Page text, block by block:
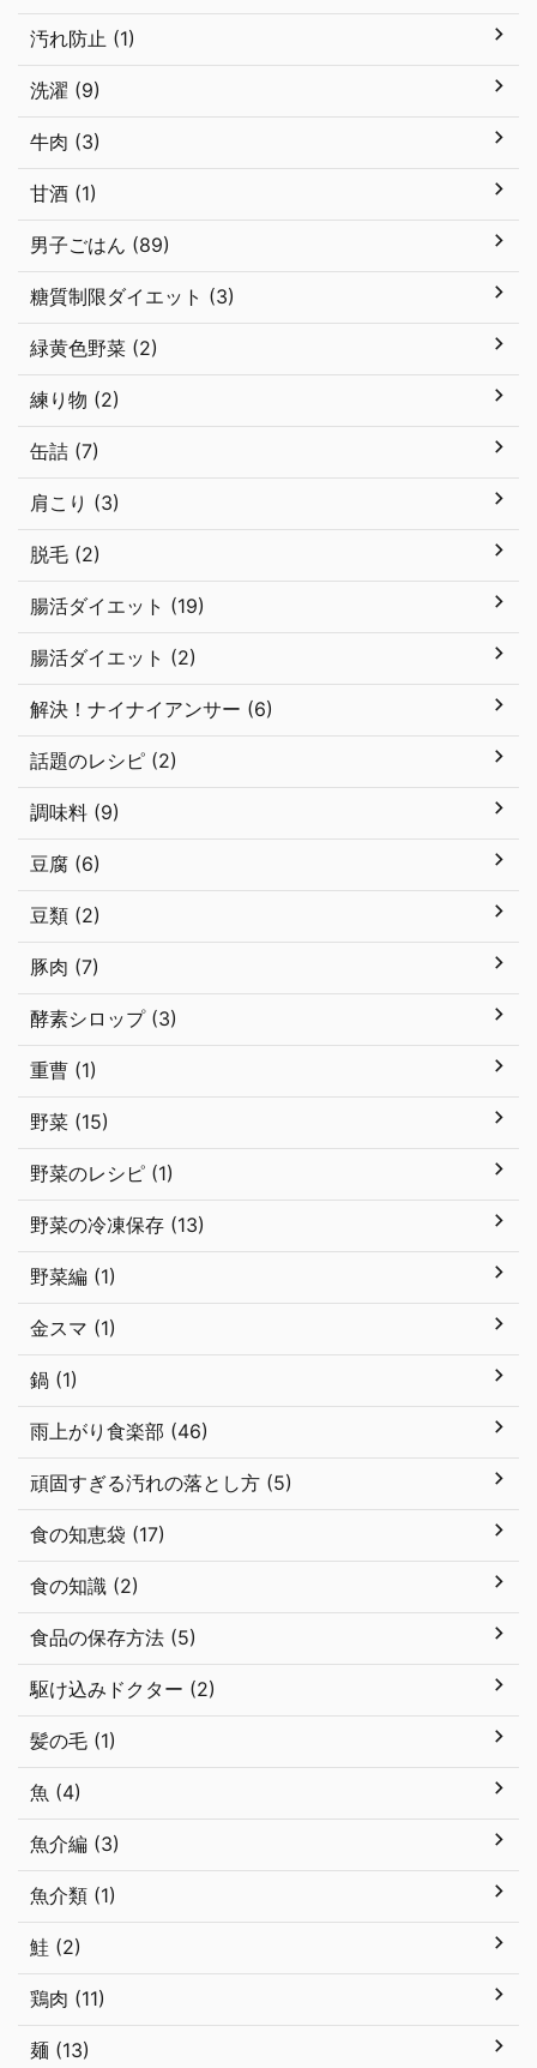
汚れ防止 (1)
洗濯 (9)
牛肉 (3)
甘酒 (1)
男子ごはん (89)
糖質制限ダイエット (3)
緑黄色野菜 (2)
練り物 (2)
缶詰 (7)
肩こり (3)
脱毛 (2)
腸活ダイエット (19)
腸活ダイエット (2)
解決！ナイナイアンサー (6)
話題のレシピ (2)
調味料 (9)
豆腐 (6)
豆類 (2)
豚肉 (7)
酵素シロップ (3)
重曹 (1)
野菜 (15)
野菜のレシピ (1)
野菜の冷凍保存 (13)
野菜編 (1)
金スマ (1)
鍋 (1)
雨上がり食楽部 (46)
頑固すぎる汚れの落とし方 (5)
食の知恵袋 (17)
食の知識 (2)
食品の保存方法 (5)
駆け込みドクター (2)
髪の毛 (1)
魚 (4)
魚介編 (3)
魚介類 (1)
鮭 (2)
鶏肉 (11)
麺 (13)